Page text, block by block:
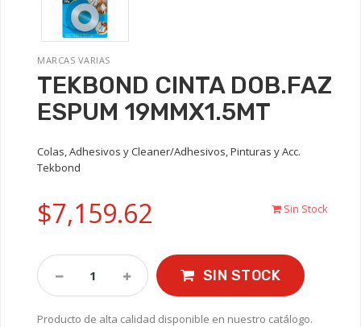
MARCAS VARIAS
TEKBOND CINTA DOB.FAZ
ESPUM 19MMX1.5MT
Colas, Adhesivos y Cleaner/Adhesivos, Pinturas y Acc.
Tekbond
Sin Stock
$7,159.62
SIN STOCK
Producto de alta calidad disponible en nuestro catálogo.